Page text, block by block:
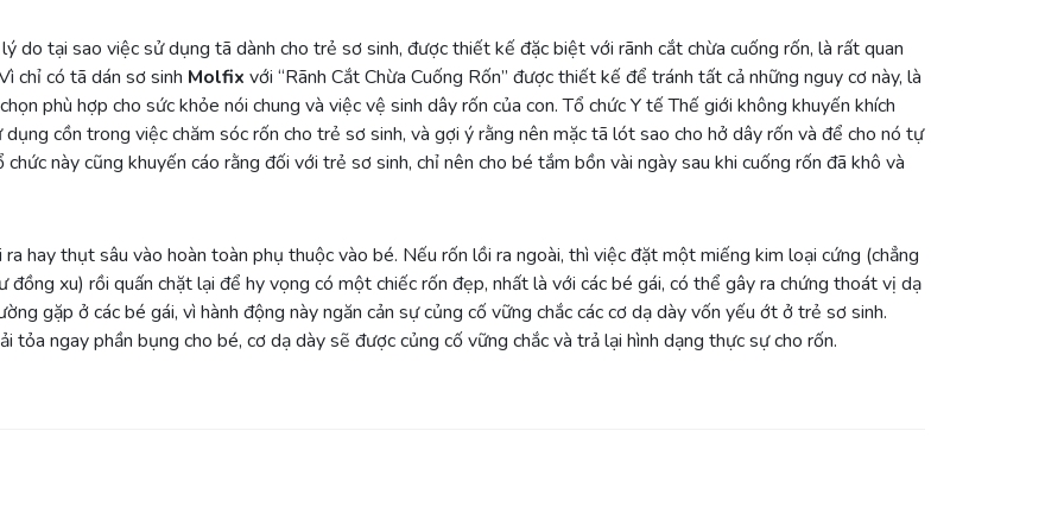
do tại sao việc sử dụng tã dành cho trẻ sơ sinh, được thiết kế đặc biệt với rãnh cắt chừa cuống rốn, là rất quan
chỉ có tã dán sơ sinh Molfix với “Rãnh Cắt Chừa Cuống Rốn” được thiết kế để tránh tất cả những nguy cơ này, là
phù hợp cho sức khỏe nói chung và việc vệ sinh dây rốn của con. Tổ chức Y tế Thế giới không khuyến khích
dụng cồn trong việc chăm sóc rốn cho trẻ sơ sinh, và gợi ý rằng nên mặc tã lót sao cho hở dây rốn và để cho nó tự
chức này cũng khuyến cáo rằng đối với trẻ sơ sinh, chỉ nên cho bé tắm bồn vài ngày sau khi cuống rốn đã khô và
ra hay thụt sâu vào hoàn toàn phụ thuộc vào bé. Nếu rốn lồi ra ngoài, thì việc đặt một miếng kim loại cứng (chẳng
đồng xu) rồi quấn chặt lại để hy vọng có một chiếc rốn đẹp, nhất là với các bé gái, có thể gây ra chứng thoát vị dạ
gặp ở các bé gái, vì hành động này ngăn cản sự củng cố vững chắc các cơ dạ dày vốn yếu ớt ở trẻ sơ sinh.
tỏa ngay phần bụng cho bé, cơ dạ dày sẽ được củng cố vững chắc và trả lại hình dạng thực sự cho rốn.